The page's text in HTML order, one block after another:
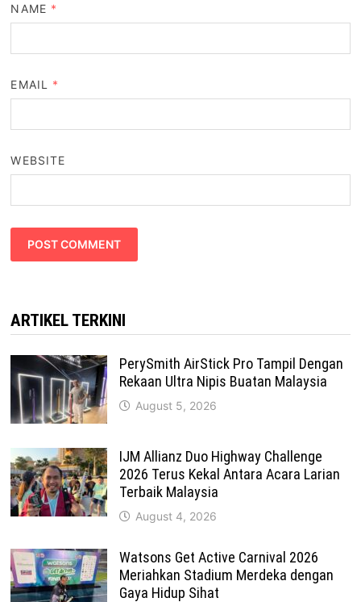
NAME *
EMAIL *
WEBSITE
ARTIKEL TERKINI
PerySmith AirStick Pro Tampil Dengan
Rekaan Ultra Nipis Buatan Malaysia
August 5, 2026
IJM Allianz Duo Highway Challenge
2026 Terus Kekal Antara Acara Larian
Terbaik Malaysia
August 4, 2026
Watsons Get Active Carnival 2026
Meriahkan Stadium Merdeka dengan
Gaya Hidup Sihat